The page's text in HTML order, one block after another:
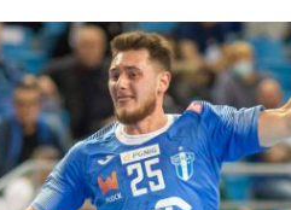
niepełnoletnich